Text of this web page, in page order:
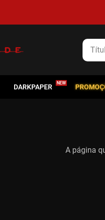
DARKPAPER
A página